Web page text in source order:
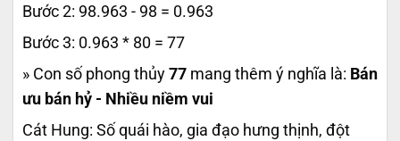
Bước 2: 98.963 - 98 = 0.963
Bước 3: 0.963 * 80 = 77
» Con số phong thủy 77 mang thêm ý nghĩa là: Bán
ưu bán hỷ - Nhiều niềm vui
Cát Hung: Số quái hào, gia đạo hưng thịnh, đột